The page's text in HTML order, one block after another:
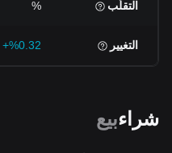
التقلّب %
التغيير %0.32+
شراءبيع